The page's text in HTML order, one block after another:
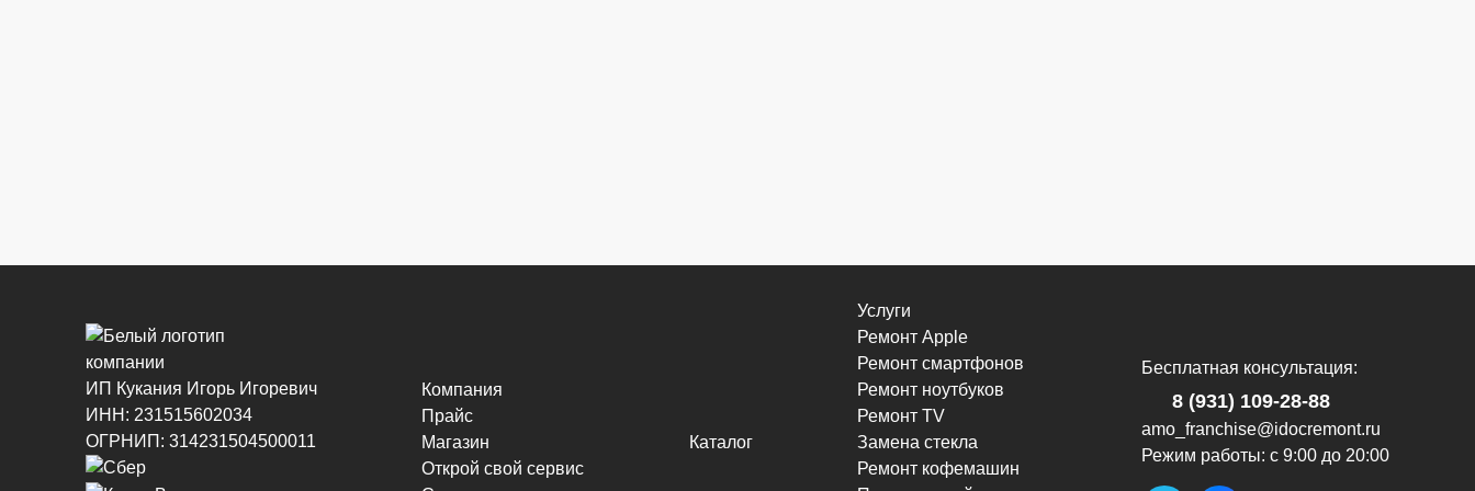
ИП Кукания Игорь Игоревич
ИНН: 231515602034
ОГРНИП: 314231504500011
Компания
Прайс
Магазин
Открой свой сервис
Каталог
Услуги
Ремонт Apple
Ремонт смартфонов
Ремонт ноутбуков
Ремонт TV
Замена стекла
Ремонт кофемашин
Бесплатная консультация:
8 (931) 109-28-88
amo_franchise@idocremont.ru
Режим работы: с 9:00 до 20:00